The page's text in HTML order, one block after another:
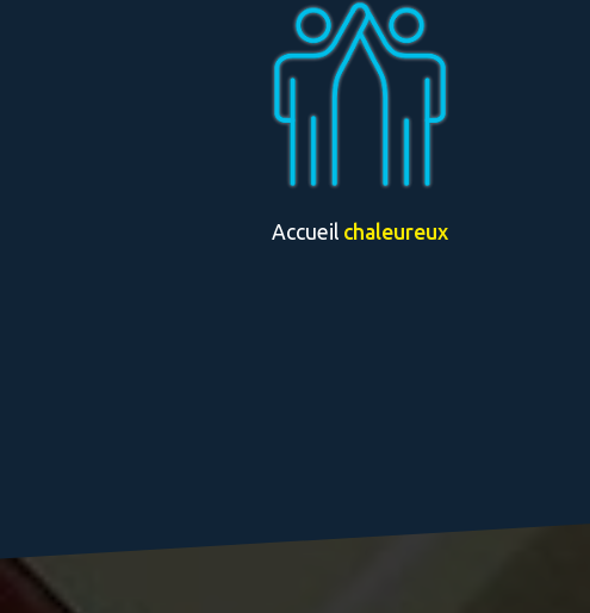
Accueil chaleureux